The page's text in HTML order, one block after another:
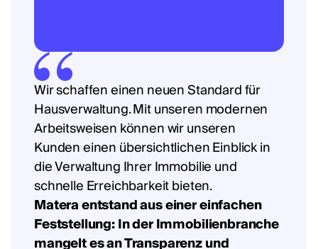
Wir schaffen einen neuen Standard für
Hausverwaltung. Mit unseren modernen
Arbeitsweisen können wir unseren
Kunden einen übersichtlichen Einblick in
die Verwaltung Ihrer Immobilie und
schnelle Erreichbarkeit bieten.
Matera entstand aus einer einfachen
Feststellung: In der Immobilienbranche
mangelt es an Transparenz und